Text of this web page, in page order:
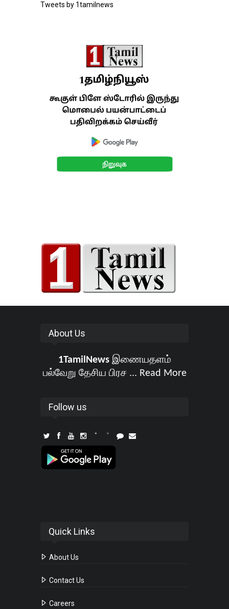
Tweets by 1tamilnews
About Us
1TamilNewsஇணையதளம்
பல்வேறு தேசிய பிரச ... Read More
Follow us
Quick Links
About Us
Contact Us
Careers